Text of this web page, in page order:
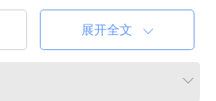
展开全文